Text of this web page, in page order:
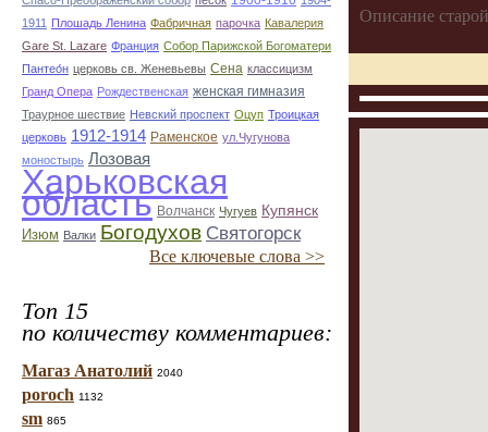
1911 Плошадь Ленина Фабричная парочка Кавалерия
Gare St. Lazare Франция Собор Парижской Богоматери
Пантео́н церковь св. Женевьевы Сена классицизм
Гранд Опера Рождественская женская гимназия
Траурное шествие Невский проспект Оцуп Троицкая
церковь 1912-1914 Раменское ул.Чугунова
моностырь Лозовая
Харьковская
область Волчанск Чугуев Купянск
Изюм Валки Богодухов Святогорск
Все ключевые слова >>
Топ 15
по количеству комментариев:
Магаз Анатолий 2040
poroch 1132
sm 865
Описание